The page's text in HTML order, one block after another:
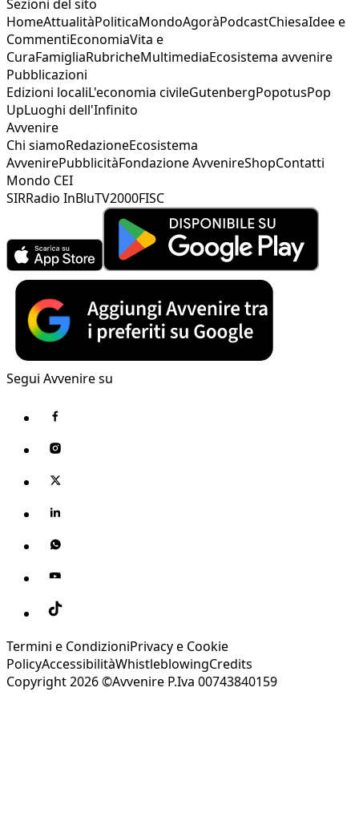
Sezioni del sito
HomeAttualitàPoliticaMondoAgoràPodcastChiesaIdee e
CommentiEconomiaVita e
CuraFamigliaRubricheMultimediaEcosistema avvenire
Pubblicazioni
Edizioni localiL'economia civileGutenbergPopotusPop
UpLuoghi dell'Infinito
Avvenire
Chi siamoRedazioneEcosistema
AvvenirePubblicitàFondazione AvvenireShopContatti
Mondo CEI
SIRRadio InBluTV2000FISC
Segui Avvenire su
Termini e CondizioniPrivacy e Cookie
PolicyAccessibilitàWhistleblowingCredits
Copyright 2026 ©Avvenire P.Iva 00743840159